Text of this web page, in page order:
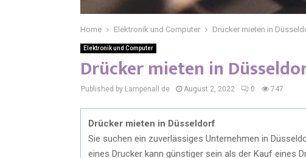
Home Elektronik und Computer Drücker mieten in
Elektronik und Computer
Drücker mieten in
Published by Lampenall.de August 2, 2022 0 747
Drücker mieten in Düsseldorf
Sie suchen ein zuverlässiges Unternehmen in
eines Drucker kann günstiger sein als der Kauf eines